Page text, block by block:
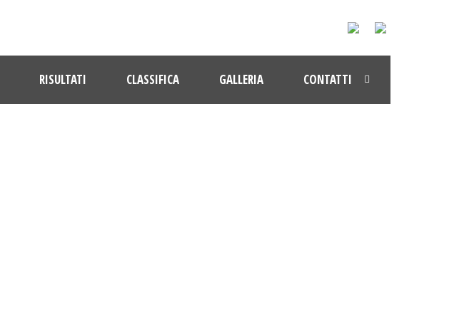
RISULTATI CLASSIFICA GALLERIA CONTATTI